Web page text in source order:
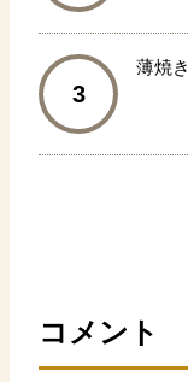
3
薄焼
コメント